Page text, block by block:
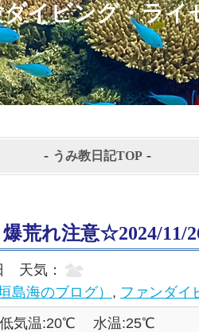
イビング・ライ
- うみ教日記TOP -
荒れ注意☆2024/11/
天気：
島海のブログ） , ファンダイ
気温:20℃
水温:25℃